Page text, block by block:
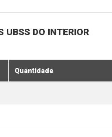
UBSS DO INTERIOR
Quantidade